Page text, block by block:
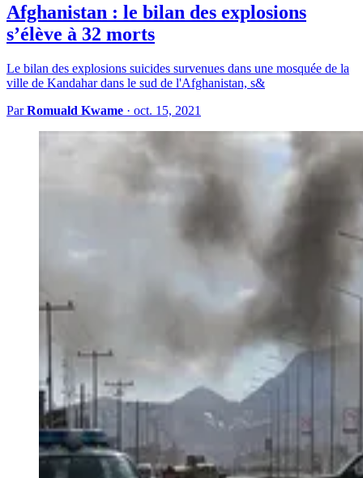
Afghanistan : le bilan des explosions
s’élève à 32 morts
Le bilan des explosions suicides survenues dans une mosquée de la
ville de Kandahar dans le sud de l'Afghanistan, s&
ParRomuald Kwame · oct. 15, 2021